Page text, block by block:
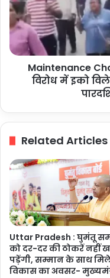
मुकाबला
बढ़ाने
के
विरोध
इको
विलेज-1
मांग
Maintenance
विरोध में इको
Related Articles
Uttar Pradesh : घुमंतू
को दर-दर की ठोकरें नहीं
पड़ेंगी, सम्मान के साथ
विकास का अवसर-